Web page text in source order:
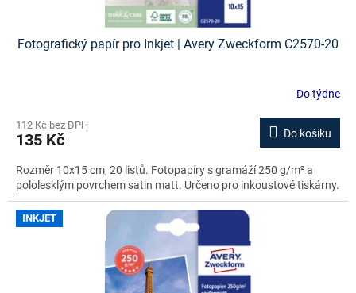
Fotografický papír pro Inkjet | Avery Zweckform C2570-20
Do týdne
112 Kč bez DPH
135 Kč Do košíku
Rozměr 10x15 cm, 20 listů. Fotopapíry s gramáží 250 g/m² a
pololesklým povrchem satin matt. Určeno pro inkoustové tiskárny.
INKJET